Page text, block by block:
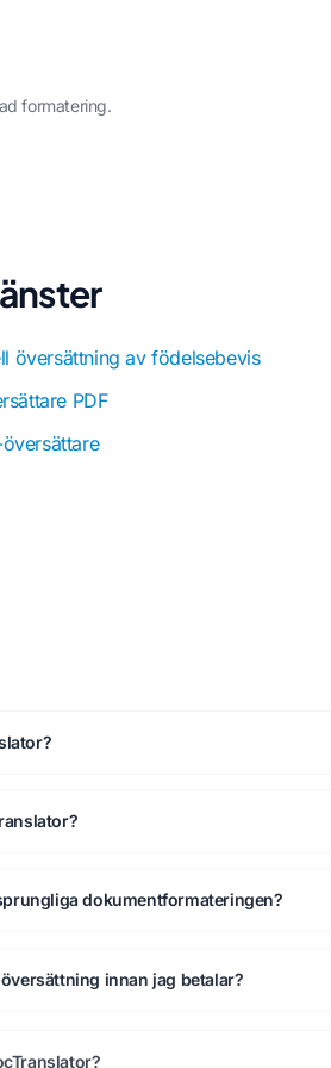
formatering.
översättning av födelsebevis
PDF
dokumentformateringen?
innan jag betalar?